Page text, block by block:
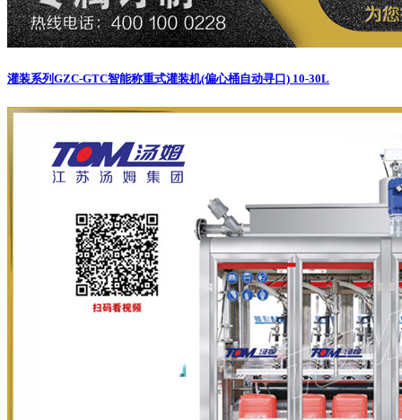
灌装系列 GZC-GTC智能称重式灌装机(偏心桶自动寻口) 10-30L